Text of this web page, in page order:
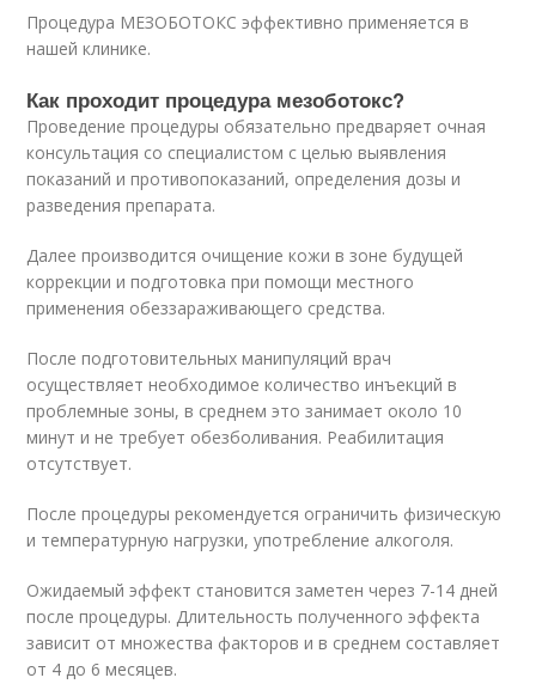
Процедура МЕЗОБОТОКС эффективно применяется в
нашей клинике.
Как проходит процедура мезоботокс?
Проведение процедуры обязательно предваряет очная
консультация со специалистом с целью выявления
показаний и противопоказаний, определения дозы и
разведения препарата.
Далее производится очищение кожи в зоне будущей
коррекции и подготовка при помощи местного
применения обеззараживающего средства.
После подготовительных манипуляций врач
осуществляет необходимое количество инъекций в
проблемные зоны, в среднем это занимает около 10
минут и не требует обезболивания. Реабилитация
отсутствует.
После процедуры рекомендуется ограничить физическую
и температурную нагрузки, употребление алкоголя.
Ожидаемый эффект становится заметен через 7-14 дней
после процедуры. Длительность полученного эффекта
зависит от множества факторов и в среднем составляет
от 4 до 6 месяцев.